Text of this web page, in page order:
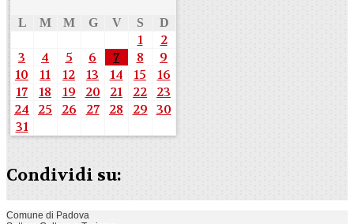
L M M G V S D
1
2
3
4 5 6 7 8
9
10
11 12 13 14 15
16
17
18 19 20 21 22
23
24
25 26 27 28 29 30
31
Condividi su:
Comune di Padova